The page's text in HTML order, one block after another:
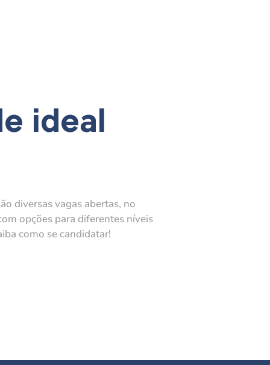
ideal
diversas vagas abertas, no
opções para diferentes níveis
como se candidatar!